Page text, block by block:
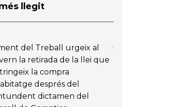
llegit
del Treball urgeix al
la retirada de la llei que
la compra
després del
dictamen del